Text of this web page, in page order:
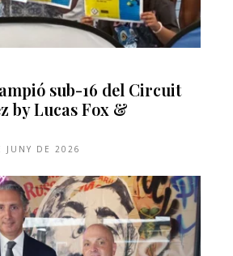
sub-16 del Circuit
by Lucas Fox &
JUNY DE 2026